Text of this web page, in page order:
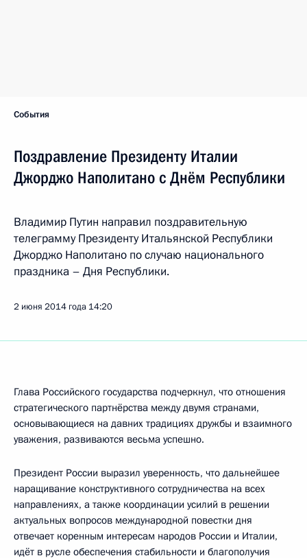
События
Поздравление Президенту Италии
Джорджо Наполитано с Днём Республики
Владимир Путин направил поздравительную
телеграмму Президенту Итальянской Республики
Джорджо Наполитано по случаю национального
праздника – Дня Республики.
2 июня 2014 года 14:20
Глава Российского государства подчеркнул, что отношения
стратегического партнёрства между двумя странами,
основывающиеся на давних традициях дружбы и взаимного
уважения, развиваются весьма успешно.
Президент России выразил уверенность, что дальнейшее
наращивание конструктивного сотрудничества на всех
направлениях, а также координации усилий в решении
актуальных вопросов международной повестки дня
отвечает коренным интересам народов России и Италии,
идёт в русле обеспечения стабильности и благополучия